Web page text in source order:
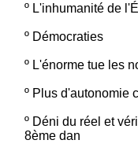
º L'inhumanité de
º Démocraties
º L'énorme tue les
º Plus d'autonomie
º Déni du réel et
8ème dan